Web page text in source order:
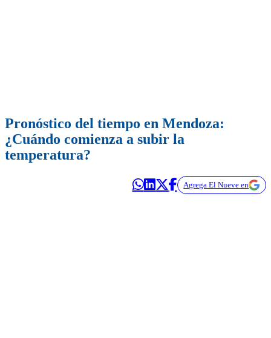
Pronóstico del tiempo en Mendoza:
¿Cuándo comienza a subir la
temperatura?
Agrega El Nueve en